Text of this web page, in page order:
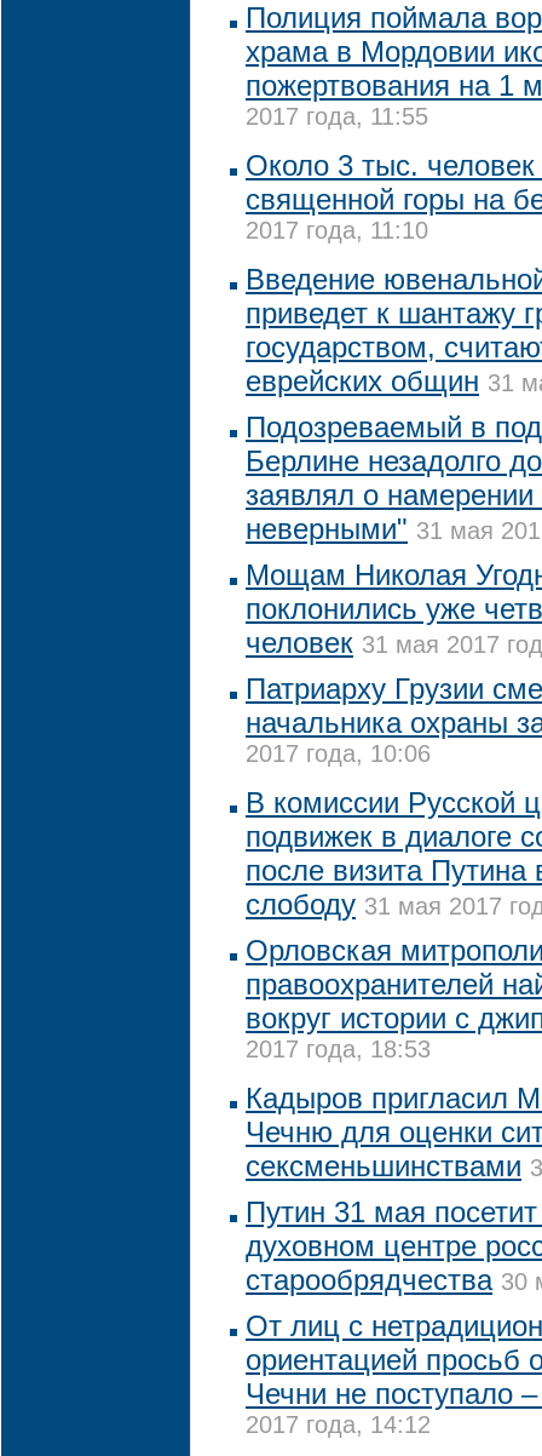
Полиция поймала
храма в Мордовии
пожертвования на 1
2017 года, 11:55
Около 3 тыс. человек
священной горы на
2017 года, 11:10
Введение
приведет к шантажу
государством,
еврейских общин 31
Подозреваемый в
Берлине незадолго
заявлял о намерении
неверными" 31 мая
Мощам Николая
поклонились уже
человек 31 мая 2017
Патриарху Грузии
начальника охраны
2017 года, 10:06
В комиссии Русской
подвижек в диалоге
после визита Путина
слободу 31 мая 2017
Орловская
правоохранителей
вокруг истории с
2017 года, 18:53
Кадыров пригласил
Чечню для оценки
сексменьшинствами
Путин 31 мая
духовном центре
старообрядчества 30
От лиц с
ориентацией просьб
Чечни не поступало
2017 года, 14:12